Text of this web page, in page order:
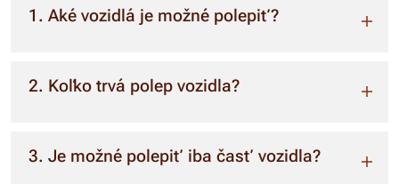
1. Aké vozidlá je možné polepiť?
vozidlá, autobusy, motocykle aj firemné flotily.
2. Koľko trvá polep vozidla?
hodín. Celopolep vozidla zvyčajne trvá jeden až
3. Je možné polepiť iba časť vozidla?